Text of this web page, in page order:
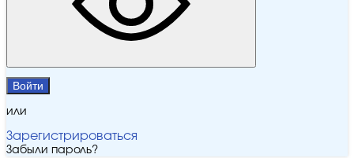
Войти
или
Зарегистрироваться
Забыли пароль?